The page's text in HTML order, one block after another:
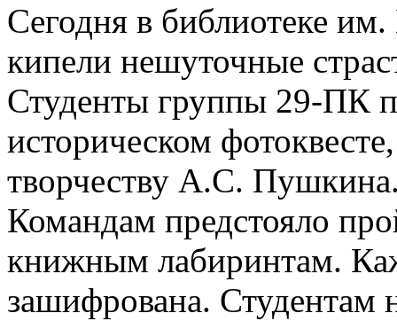
Сегодня в библиотеке
кипели нешуточные
Студенты группы 29-ПК
историческом
творчеству А.С.
Командам предстояло
книжным лабиринтам.
зашифрована. Студентам